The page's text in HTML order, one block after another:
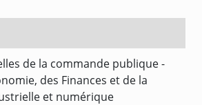
de la commande publique -
des Finances et de la
et numérique